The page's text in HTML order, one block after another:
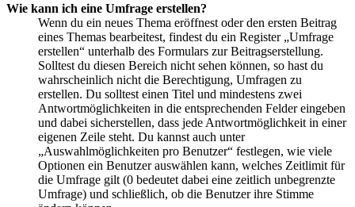
Wie kann ich eine Umfrage erstellen?
Wenn du ein neues Thema eröffnest oder den ersten Beitrag
eines Themas bearbeitest, findest du ein Register „Umfrage
erstellen“ unterhalb des Formulars zur Beitragserstellung.
Solltest du diesen Bereich nicht sehen können, so hast du
wahrscheinlich nicht die Berechtigung, Umfragen zu
erstellen. Du solltest einen Titel und mindestens zwei
Antwortmöglichkeiten in die entsprechenden Felder eingeben
und dabei sicherstellen, dass jede Antwortmöglichkeit in einer
eigenen Zeile steht. Du kannst auch unter
„Auswahlmöglichkeiten pro Benutzer“ festlegen, wie viele
Optionen ein Benutzer auswählen kann, welches Zeitlimit für
die Umfrage gilt (0 bedeutet dabei eine zeitlich unbegrenzte
Umfrage) und schließlich, ob die Benutzer ihre Stimme